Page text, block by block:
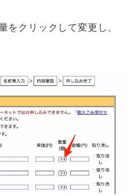
をクリックして変更し、